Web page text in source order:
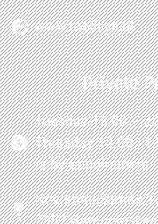
www.medsyn.at
Private
Tuesday 13:00 –
Thursday 14:00 -
or by appointment
Novomaticstraße